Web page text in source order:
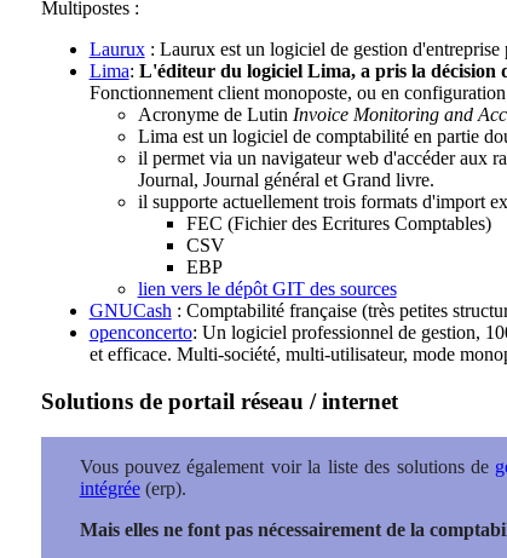
Multipostes :
Laurux: Laurux est un logiciel de gestion d'entreprise
Lima: L'éditeur du logiciel Lima, a pris la décision
Fonctionnement client monoposte, ou en
Acronyme de Lutin Invoice Monitoring and
Lima est un logiciel de comptabilité en partie
il permet via un navigateur web d'accéder aux
Journal, Journal général et Grand livre.
il supporte actuellement trois formats d'import
FEC (Fichier des Ecritures Comptables)
CSV
EBP
lien vers le dépôt GIT des sources
GNUCash : Comptabilité française (très petites
openconcerto: Un logiciel professionnel de gestion,
et efficace. Multi-société, multi-utilisateur, mode
Solutions de portail réseau / internet
Vous pouvez également voir la liste des solutions de
intégrée(erp).
Mais elles ne font pas nécessairement de la